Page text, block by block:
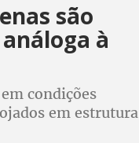
são
à
condições
em estrutura